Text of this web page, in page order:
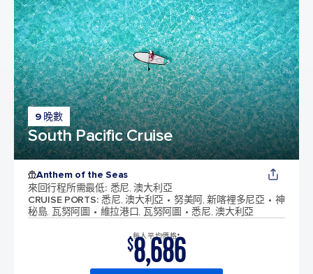
9 晚數
South Pacific Cruise
Anthem of the Seas
來回行程所需最低: 悉尼, 澳大利亞
CRUISE PORTS: 悉尼, 澳大利亞 努美阿, 新喀裡多尼亞
神
秘島, 瓦努阿圖
維拉港口, 瓦努阿圖 悉尼, 澳大利亞
每人平均價格*
$8,686